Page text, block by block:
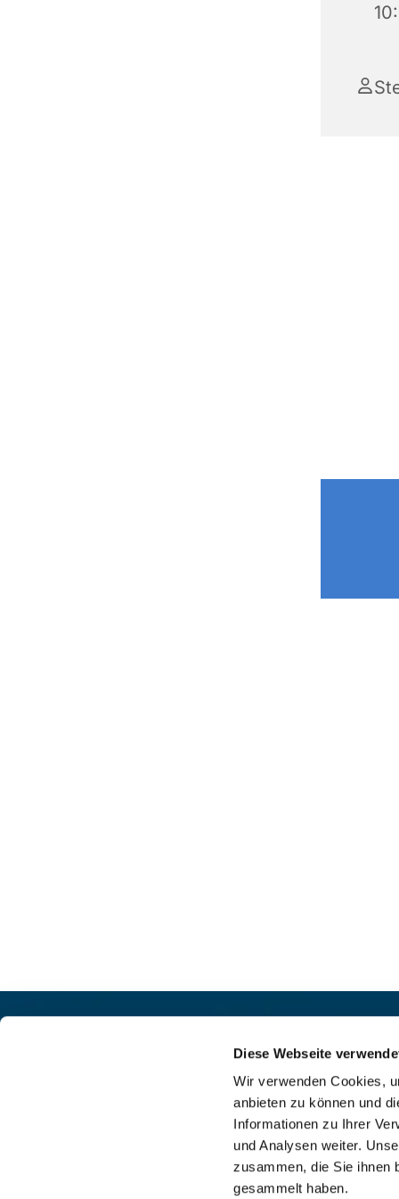
Diese Webseite
Wir verwenden Cookies,
anbieten zu können und
Informationen zu Ihrer
und Analysen weiter.
zusammen, die Sie ihnen
gesammelt haben.


